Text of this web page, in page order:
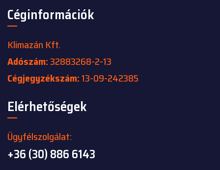
Céginformációk
Klimazán Kft.
Adószám:32883268-2-13
Cégjegyzékszám:13-09-242385
Elérhetőségek
Ügyfélszolgálat:
+36 (30) 886 6143